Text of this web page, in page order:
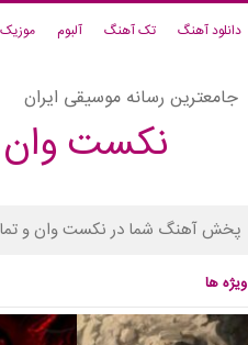
دانلود آهنگ تک آهنگ آلبوم
جامعترین رسانه موسیقی ایران
نکست وان
پخش آهنگ شما در نکست وان و
ویژه ها